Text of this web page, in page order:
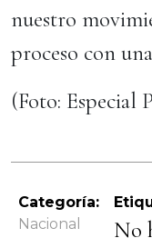
nuestro
proceso con
(Foto: Especial
Categoría:
Nacional
No